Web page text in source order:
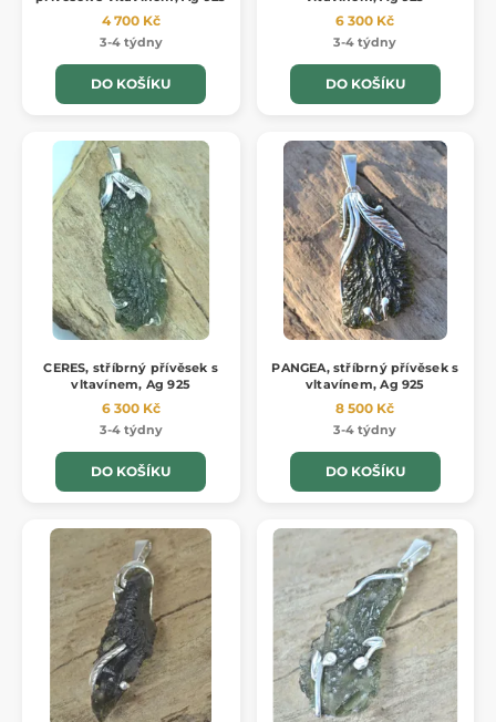
4 700 Kč
3-4 týdny
DO KOŠÍKU
6 300 Kč
3-4 týdny
DO KOŠÍKU
CERES, stříbrný přívěsek s
vltavínem, Ag 925
6 300 Kč
3-4 týdny
DO KOŠÍKU
PANGEA, stříbrný přívěsek s
vltavínem, Ag 925
8 500 Kč
3-4 týdny
DO KOŠÍKU